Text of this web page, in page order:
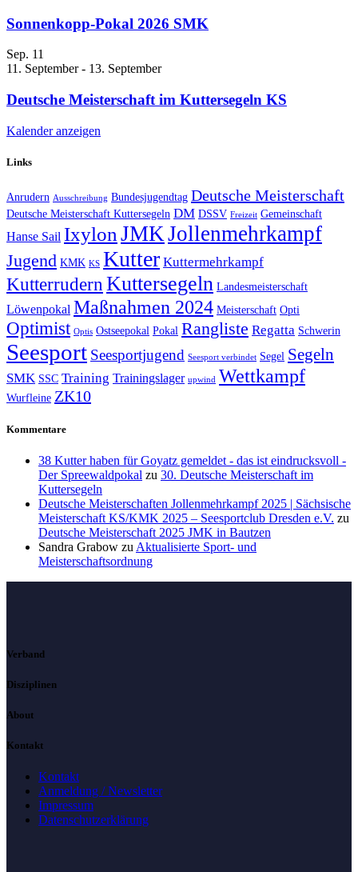
Sonnenkopp-Pokal 2026 SMK
Sep. 11
11. September- 13. September
Deutsche Meisterschaft im Kuttersegeln KS
Kalender anzeigen
Links
Anrudern Ausschreibung Bundesjugendtag Deutsche Meisterschaft
Deutsche Meisterschaft Kuttersegeln DM DSSV Freizeit Gemeinschaft
Hanse Sail Ixylon JMKJollenmehrkampf
Jugend KMK KS Kutter Kuttermehrkampf
Kutterrudern Kuttersegeln Landesmeisterschaft
Löwenpokal Maßnahmen 2024 Meisterschaft Opti
Optimist Optis Ostseepokal Pokal Rangliste Regatta Schwerin
Seesport Seesportjugend Seesport verbindet Segel Segeln
SMK SSC Training Trainingslager upwind Wettkampf
Wurfleine ZK10
Kommentare
38 Kutter haben für Goyatz gemeldet - das ist eindrucksvoll -
Der Spreewaldpokal zu 30. Deutsche Meisterschaft im
Kuttersegeln
Deutsche Meisterschaften Jollenmehrkampf 2025 | Sächsische
Meisterschaft KS/KMK 2025 – Seesportclub Dresden e.V. zu
Deutsche Meisterschaft 2025 JMK in Bautzen
Sandra Grabow zuAktualisierte Sport- und
Meisterschaftsordnung
Verband
Disziplinen
About
Kontakt
Kontakt
Anmeldung / Newsletter
Impressum
Datenschutzerklärung